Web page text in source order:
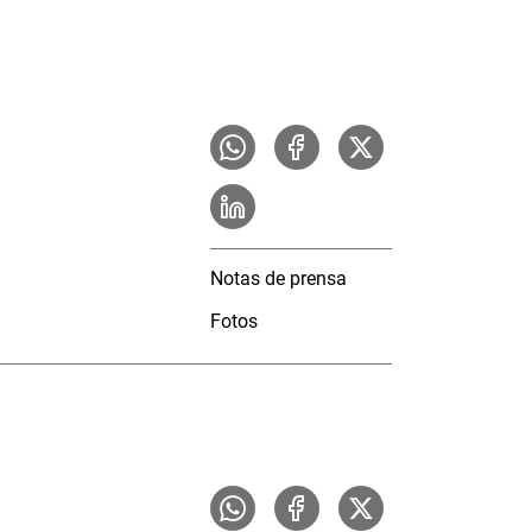
Notas de prensa
Fotos